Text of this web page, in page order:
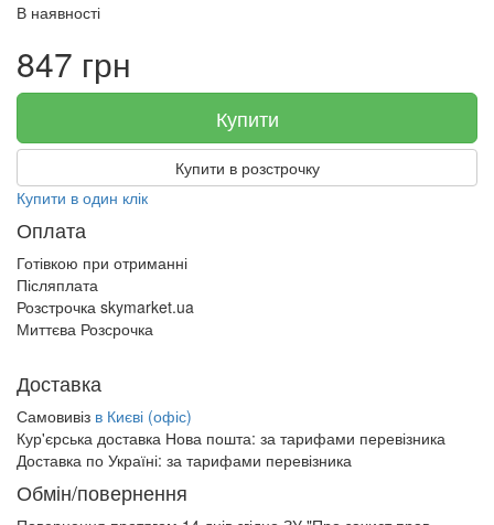
В наявності
847 грн
Купити
Купити в розстрочку
Купити в один клік
Оплата
Готівкою при отриманні
Післяплата
Розстрочка skymarket.ua
Миттєва Розсрочка
Доставка
Самовивіз в Києві (офіс)
Кур'єрська доставка Нова пошта: за тарифами перевізника
Доставка по Україні: за тарифами перевізника
Обмін/повернення